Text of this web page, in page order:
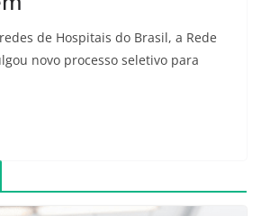
de Hospitais do Brasil, a Rede
novo processo seletivo para